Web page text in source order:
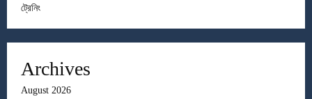
ট্রেনিং
Archives
August 2026